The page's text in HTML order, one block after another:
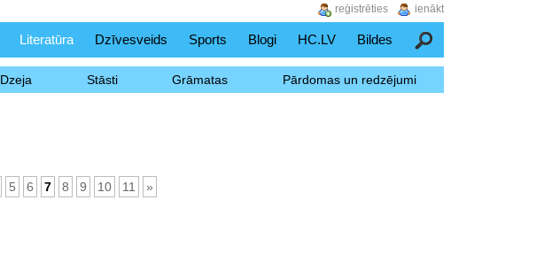
Literatūra Dzīvesveids Sports Blogi HC.LV Bildes Meklēšana
Dzeja Stāsti Grāmatas Pārdomas un redzējumi
5 6 7 8 9 10 11 »
ienākt
reģistrēties